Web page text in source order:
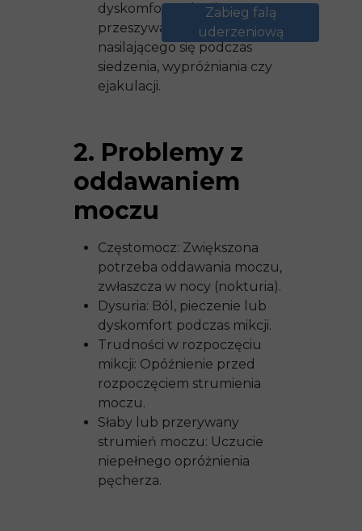
Zabieg falą
uderzeniową
dyskomfortu do silnego,
przeszywającego bólu,
nasilającego się podczas
siedzenia, wypróżniania czy
ejakulacji.
2. Problemy z
oddawaniem
moczu
Częstomocz: Zwiększona
potrzeba oddawania moczu,
zwłaszcza w nocy (nokturia).
Dysuria: Ból, pieczenie lub
dyskomfort podczas mikcji.
Trudności w rozpoczęciu
mikcji: Opóźnienie przed
rozpoczęciem strumienia
moczu.
Słaby lub przerywany
strumień moczu: Uczucie
niepełnego opróżnienia
pęcherza.